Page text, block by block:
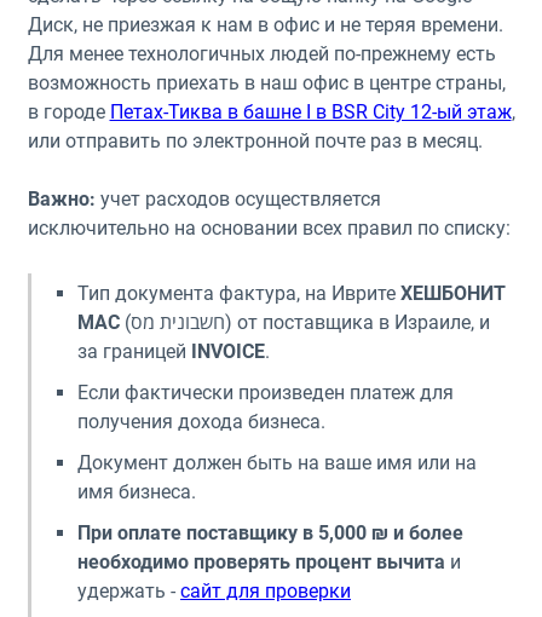
Диск, не приезжая к нам в офис и не теряя времени.
Для менее технологичных людей по-прежнему есть
возможность приехать в наш офис в центре страны,
в городе Петах-Тиква в башне I в BSR City 12-ый этаж,
или отправить по электронной почте раз в месяц.
Важно: учет расходов осуществляется
исключительно на основании всех правил по списку:
Тип документа фактура, на Иврите ХЕШБОНИТ
МАС (חשבונית מס) от поставщика в Израиле, и
за границей INVOICE.
Если фактически произведен платеж для
получения дохода бизнеса.
Документ должен быть на ваше имя или на
имя бизнеса.
При оплате поставщику в 5,000 ₪ и более
необходимо проверять процент вычита и
удержать - сайт для проверки